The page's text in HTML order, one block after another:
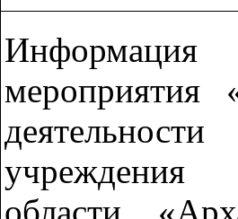
мероприятия
учреждения
области